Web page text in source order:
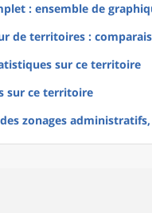
: ensemble de
de territoires :
sur ce territoire
sur ce territoire
zonages